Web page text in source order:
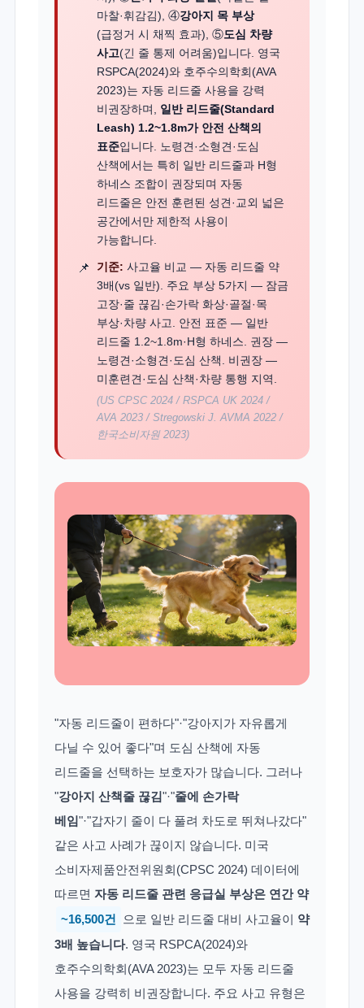
마찰·휘감김), ④강아지 목 부상
(급정거 시 채찍 효과), ⑤도심 차량
사고(긴 줄 통제 어려움)입니다. 영국
RSPCA(2024)와 호주수의학회(AVA
2023)는 자동 리드줄 사용을 강력
비권장하며, 일반 리드줄(Standard
Leash) 1.2~1.8m가 안전 산책의
표준입니다. 노령견·소형견·도심
산책에서는 특히 일반 리드줄과 H형
하네스 조합이 권장되며 자동
리드줄은 안전 훈련된 성견·교외 넓은
공간에서만 제한적 사용이
가능합니다.
기준: 사고율 비교 — 자동 리드줄 약
3배(vs 일반). 주요 부상 5가지 — 잠금
고장·줄 끊김·손가락 화상·골절·목
부상·차량 사고. 안전 표준 — 일반
리드줄 1.2~1.8m·H형 하네스. 권장 —
노령견·소형견·도심 산책. 비권장 —
미훈련견·도심 산책·차량 통행 지역.
(US CPSC 2024 / RSPCA UK 2024 /
AVA 2023 / Stregowski J. AVMA 2022 /
한국소비자원 2023)
"자동 리드줄이 편하다"·"강아지가 자유롭게
다닐 수 있어 좋다"며 도심 산책에 자동
리드줄을 선택하는 보호자가 많습니다. 그러나
"강아지 산책줄 끊김"·"줄에 손가락
베임"·"갑자기 줄이 다 풀려 차도로 뛰쳐나갔다"
같은 사고 사례가 끊이지 않습니다. 미국
소비자제품안전위원회(CPSC 2024) 데이터에
따르면 자동 리드줄 관련 응급실 부상은 연간 약
~16,500건
으로 일반 리드줄 대비 사고율이 약
3배 높습니다. 영국 RSPCA(2024)와
호주수의학회(AVA 2023)는 모두 자동 리드줄
사용을 강력히 비권장합니다. 주요 사고 유형은